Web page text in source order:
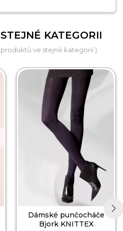
KATEGORII
produktů ve stejné kategorii )
Dámské punčocháče
Bjork KNITTEX